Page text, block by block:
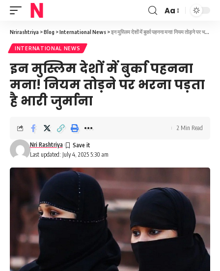
Font
Resizer
Aa
Nrirashtriya >Blog >International News >इन मुस्लिम देशों में बुर्का पहनना मना! नियम तोड़ने पर भरना पड़ता है भारी जुर्माना
INTERNATIONAL NEWS
इन मुस्लिम देशों में बुर्का पहनना
मना! नियम तोड़ने पर भरना पड़ता
है भारी जुर्माना
Last updated: July 4, 2025 5:30 am
Nri Rashtriya
2 Min Read